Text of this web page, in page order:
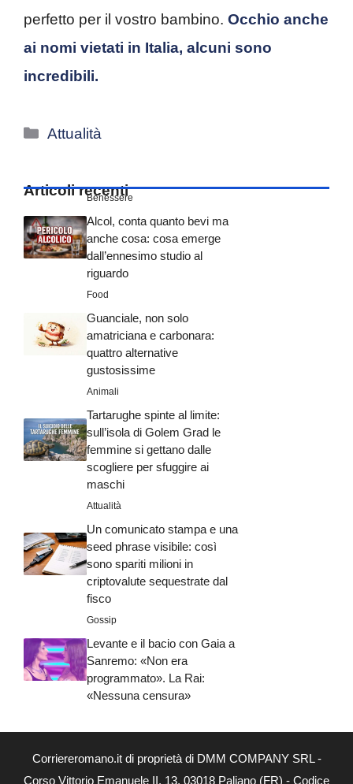
perfetto per il vostro bambino. Occhio anche
ai nomi vietati in Italia, alcuni sono
incredibili.
Categorie
Attualità
Articoli recenti
Benessere
Alcol, conta quanto bevi ma
anche cosa: cosa emerge
dall’ennesimo studio al
riguardo
Food
Guanciale, non solo
amatriciana e carbonara:
quattro alternative
gustosissime
Animali
Tartarughe spinte al limite:
sull’isola di Golem Grad le
femmine si gettano dalle
scogliere per sfuggire ai
maschi
Attualità
Un comunicato stampa e una
seed phrase visibile: così
sono spariti milioni in
criptovalute sequestrate dal
fisco
Gossip
Levante e il bacio con Gaia a
Sanremo: «Non era
programmato». La Rai:
«Nessuna censura»
Corriereromano.it di proprietà di DMM COMPANY SRL -
Corso Vittorio Emanuele II, 13, 03018 Paliano (FR) - Codice